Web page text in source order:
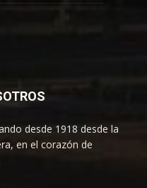
desde 1918 desde la
en el corazón de